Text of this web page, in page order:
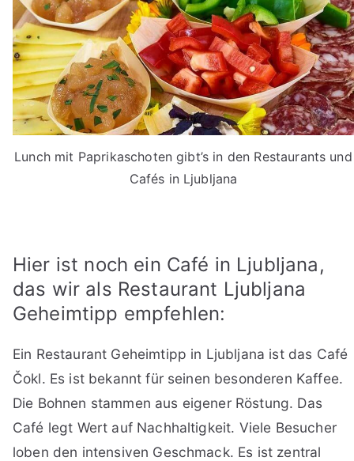
Lunch mit Paprikaschoten gibt’s in den Restaurants und
Cafés in Ljubljana
Hier ist noch ein Café in Ljubljana,
das wir als Restaurant Ljubljana
Geheimtipp empfehlen:
Ein Restaurant Geheimtipp in Ljubljana ist das Café
Čokl. Es ist bekannt für seinen besonderen Kaffee.
Die Bohnen stammen aus eigener Röstung. Das
Café legt Wert auf Nachhaltigkeit. Viele Besucher
loben den intensiven Geschmack. Es ist zentral